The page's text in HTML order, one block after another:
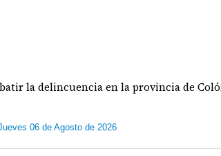
en la provincia de Colón
06 de Agosto de 2026